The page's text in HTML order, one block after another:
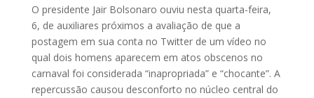
O presidente Jair Bolsonaro ouviu nesta quarta-feira,
6, de auxiliares próximos a avaliação de que a
postagem em sua conta no Twitter de um vídeo no
qual dois homens aparecem em atos obscenos no
carnaval foi considerada “inapropriada” e “chocante”. A
repercussão causou desconforto no núcleo central do